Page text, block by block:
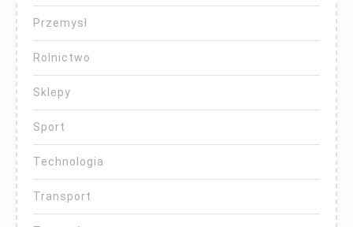
Przemysł
Rolnictwo
Sklepy
Sport
Technologia
Transport